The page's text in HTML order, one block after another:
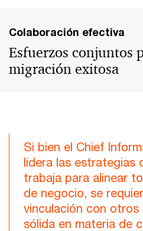
Colaboración efectiva
Esfuerzos conjuntos
migración exitosa
Si bien el Chief
lidera las estrategias
trabaja para alinear
de negocio, se
vinculación con otros
sólida en materia de